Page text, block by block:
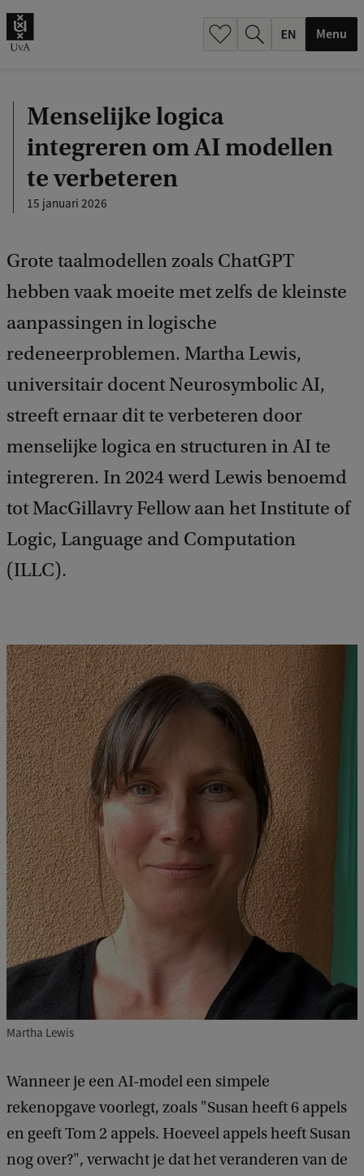
Menu
Menselijke logica
integreren om AI modellen
te verbeteren
15 januari 2026
Grote taalmodellen zoals ChatGPT
hebben vaak moeite met zelfs de kleinste
aanpassingen in logische
redeneerproblemen. Martha Lewis,
universitair docent Neurosymbolic AI,
streeft ernaar dit te verbeteren door
menselijke logica en structuren in AI te
integreren. In 2024 werd Lewis benoemd
tot MacGillavry Fellow aan het Institute of
Logic, Language and Computation
(ILLC).
Martha Lewis
Wanneer je een AI-model een simpele
rekenopgave voorlegt, zoals "Susan heeft 6 appels
en geeft Tom 2 appels. Hoeveel appels heeft Susan
nog over?", verwacht je dat het veranderen van de